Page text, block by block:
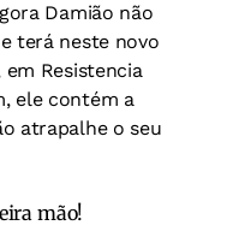
Damião não
terá neste novo
Resistencia
ele contém a
atrapalhe o seu
mão!